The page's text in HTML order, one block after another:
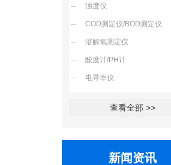
浊度仪
COD测定仪/BOD测定仪
溶解氧测定仪
酸度计/PH计
电导率仪
查看全部 >>
新闻资讯